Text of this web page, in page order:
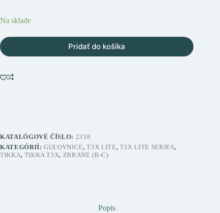
Na sklade
Pridať do košíka
KATALÓGOVÉ ČÍSLO: 2338
KATEGÓRIÍ:GUĽOVNICE,T3X LITE, T3X LITE SERIES,
TIKKA, TIKKA T3X, ZBRANE (B-C)
Popis